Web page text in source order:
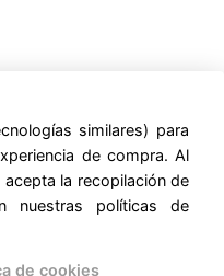
similares) para
de compra. Al
la recopilación de
nuestras políticas de
de cookies